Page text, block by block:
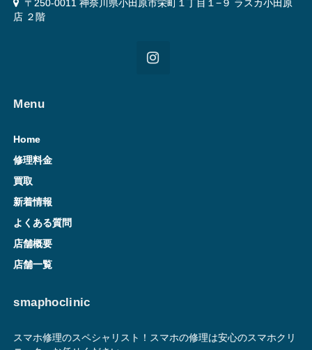
〒250-0011 神奈川県小田原市栄町１丁目１−９ ラスカ小田原
店 ２階
Menu
Home
修理料金
買取
新着情報
よくある質問
店舗概要
店舗一覧
smaphoclinic
スマホ修理のスペシャリスト！スマホの修理は安心のスマホクリ